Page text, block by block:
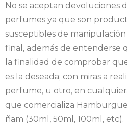
No se aceptan devoluciones
perfumes ya que son
susceptibles de
final, además de entenderse
la finalidad de comprobar
es la deseada; con miras a
perfume, u otro, en
que comercializa
ñam (30ml, 50ml, 100ml, etc).